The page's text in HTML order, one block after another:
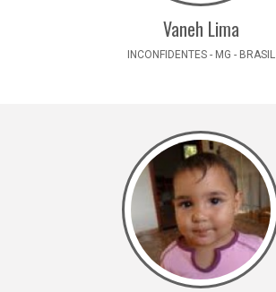
Vaneh Lima
INCONFIDENTES - MG - BRASIL